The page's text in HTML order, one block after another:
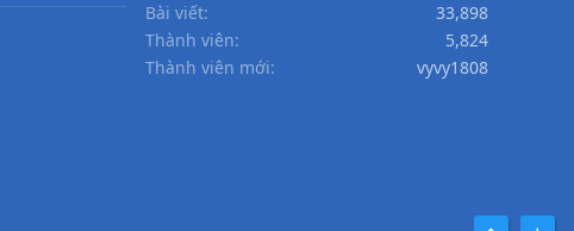
Bài viết
33,898
Thành viên
5,824
Thành viên mới
vyvy1808